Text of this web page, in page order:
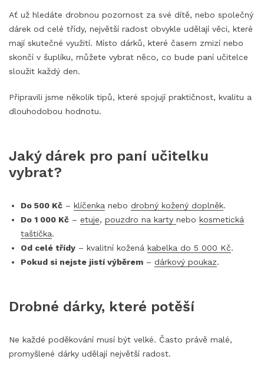
Ať už hledáte drobnou pozornost za své dítě, nebo společný
dárek od celé třídy, největší radost obvykle udělají věci, které
mají skutečné využití. Místo dárků, které časem zmizí nebo
skončí v šuplíku, můžete vybrat něco, co bude paní učitelce
sloužit každý den.
Připravili jsme několik tipů, které spojují praktičnost, kvalitu a
dlouhodobou hodnotu.
Jaký dárek pro paní učitelku
vybrat?
Do 500 Kč – klíčenka nebo drobný kožený doplněk.
Do 1 000 Kč – etuje, pouzdro na karty nebo kosmetická
taštička.
Od celé třídy – kvalitní kožená kabelka do 5 000 Kč.
Pokud si nejste jistí výběrem – dárkový poukaz.
Drobné dárky, které potěší
Ne každé poděkování musí být velké. Často právě malé,
promyšlené dárky udělají největší radost.